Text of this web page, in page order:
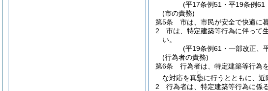
(平17条例51・平19条例61
(市の責務)
第5条
市は、市民が安全で快適に
2
市は、特定建築等行為に伴って
い。
(平19条例61・一部改正、
(行為者の責務)
第6条
行為者は、特定建築等行為
な対応を真摯
し
に行うとともに、近
2
行為者は、特定建築等行為に係